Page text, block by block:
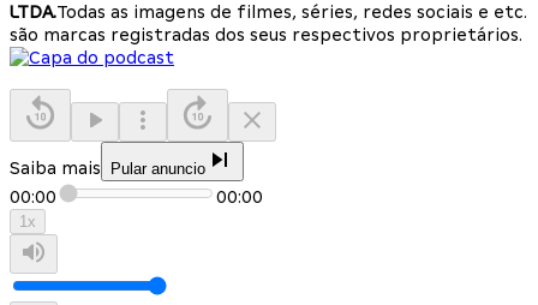
LTDA.Todas as imagens de filmes, séries, redes sociais e etc.
são marcas registradas dos seus respectivos proprietários.
Saiba mais Pular anuncio
00:00 00:00
1x